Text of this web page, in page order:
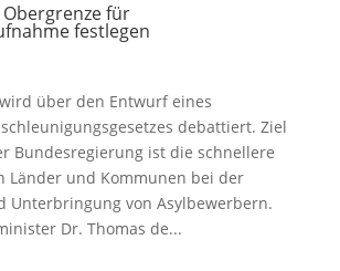
für
festlegen
über den Entwurf eines
debattiert. Ziel
Bundesregierung ist die schnellere
Länder und Kommunen bei der
Unterbringung von Asylbewerbern.
Dr. Thomas de...